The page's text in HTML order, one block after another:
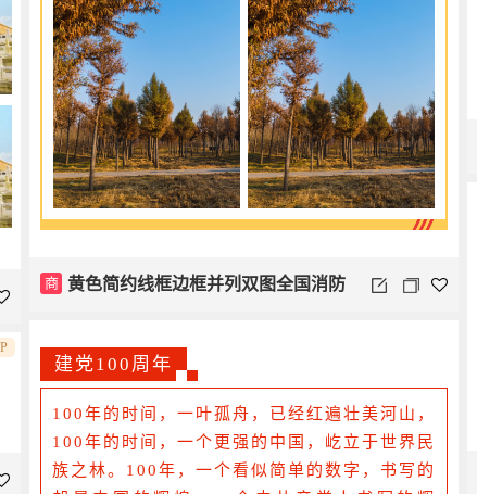
商 黄色简约线框边框并列双图全国消防
建党100周年
100年的时间，一叶孤舟，已经红遍壮美河山，
100年的时间，一个更强的中国，屹立于世界民
族之林。100年，一个看似简单的数字，书写的